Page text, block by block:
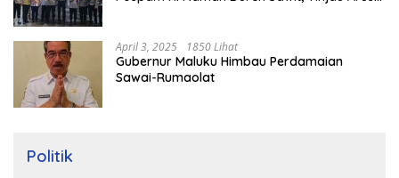
April 3, 2025 1850 Lihat
Gubernur Maluku Himbau Perdamaian
Sawai-Rumaolat
Politik